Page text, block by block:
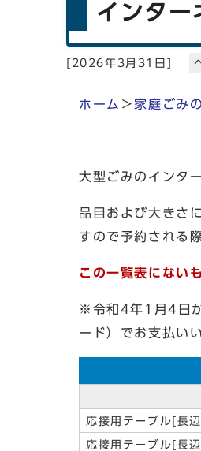
インター
2026年3月31日
ホーム ＞ 家庭ごみ
大型ごみのインタ
品目および大きさ
すので予約される
この一覧表にない
※令和4年1月4日
ード）でお支払い
応接用テーブル[長
応接用テーブル[長